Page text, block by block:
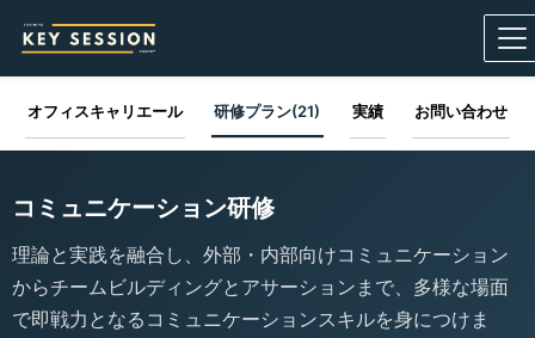
オフィスキャリエール 研修プラン(21) 実績 お問い合わせ
コミュニケーション研修
理論と実践を融合し、外部・内部向けコミュニケーション
からチームビルディングとアサーションまで、多様な場面
で即戦力となるコミュニケーションスキルを身につけま